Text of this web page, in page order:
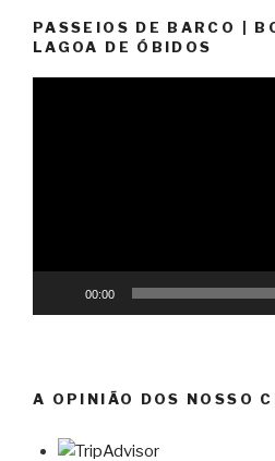
PASSEIOS DE BARCO |
LAGOA DE ÓBIDOS
00:00
A OPINIÃO DOS NOSSO